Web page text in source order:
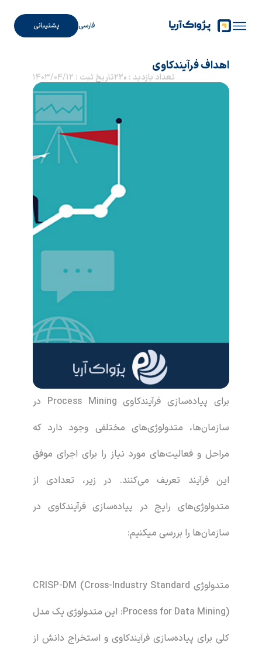
فارسی پشتیبانی
اهداف فرآیندکاوی
تعداد بازدید : 220 تاریخ ثبت : 1403/04/12
برای پیاده‌سازی فرآیندکاوی Process Mining در
سازمان‌ها، متدولوژی‌های مختلفی وجود دارد که
مراحل و فعالیت‌های مورد نیاز را برای اجرای موفق
این فرآیند تعریف می‌کنند. در زیر، تعدادی از
متدولوژی‌های رایج در پیاده‌سازی فرآیندکاوی در
سازمان‌ها را بررسی میکنیم:
متدولوژی CRISP-DM (Cross-Industry Standard
Process for Data Mining): این متدولوژی یک مدل
کلی برای پیاده‌سازی فرآیندکاوی و استخراج دانش از